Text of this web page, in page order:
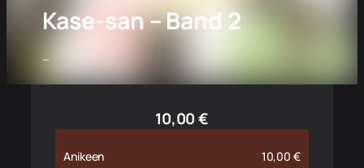
Kase-san – Band 2
–
10,00€
Anikeen 10,00€